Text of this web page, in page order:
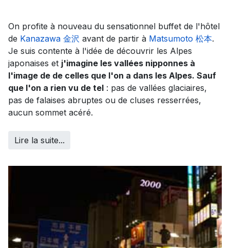
On profite à nouveau du sensationnel buffet de l'hôtel
de Kanazawa 金沢 avant de partir à Matsumoto 松本.
Je suis contente à l'idée de découvrir les Alpes
japonaises et j'imagine les vallées nipponnes à
l'image de de celles que l'on a dans les Alpes. Sauf
que l'on a rien vu de tel : pas de vallées glaciaires,
pas de falaises abruptes ou de cluses resserrées,
aucun sommet acéré.
Lire la suite...